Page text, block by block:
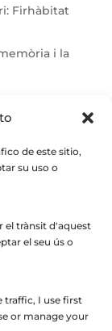
de este sitio,
su uso o
el trànsit d'aquest
el seu ús o
traffic, I use first
or manage your
Firhàbitat
i la